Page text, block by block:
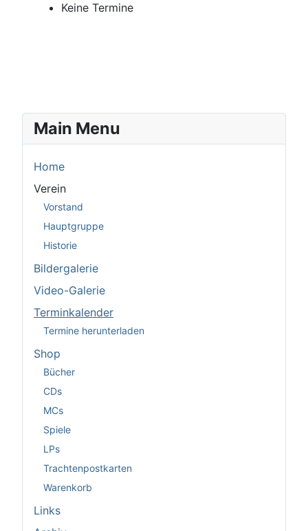
Keine Termine
Main Menu
Home
Verein
Vorstand
Hauptgruppe
Historie
Bildergalerie
Video-Galerie
Terminkalender
Termine herunterladen
Shop
Bücher
CDs
MCs
Spiele
LPs
Trachtenpostkarten
Warenkorb
Links